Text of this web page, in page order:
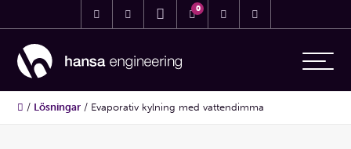
0
/ Lösningar / Evaporativ kylning med vattendimma